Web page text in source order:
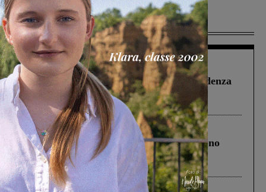
Più lette
Figline Incisa Valdarno 1 Agosto 2026
Piscina di Figline finanziata oltre la scadenza
Pnrr, il gruppo di Fratelli d’Italia: “Un
ringraziamento al Governo”
Cronaca 4 Agosto 2026
Un anno fa la strage in A1 in cui morirono
Gianni, Giulia e Franco. Lo schianto, il
processo, lo stop ai sorpassi fra tir....
Cronaca 3 Agosto 2026